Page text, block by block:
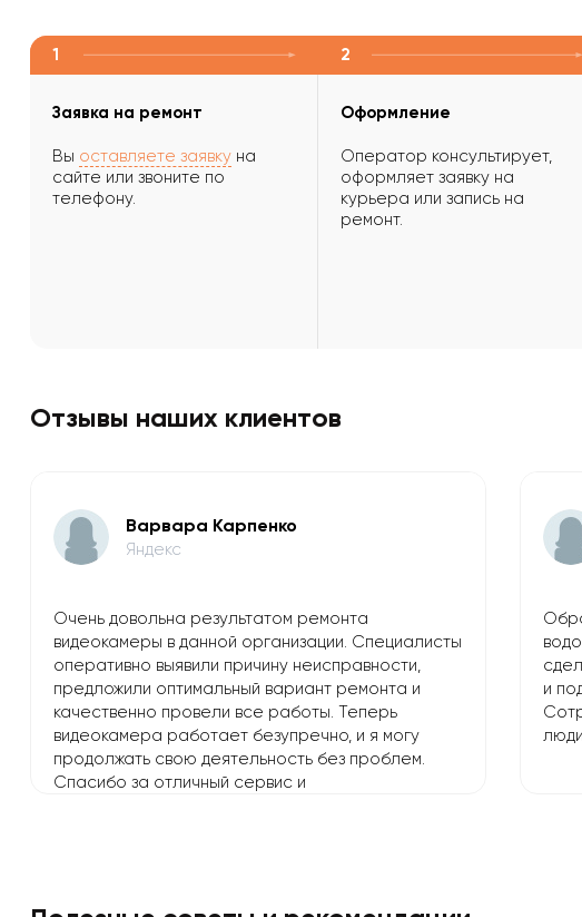
1
Заявка на ремонт
Вы оставляете заявку на
сайте или звоните по
телефону.
2
Оформление
Оператор консультирует,
оформляет заявку на
курьера или запись на
ремонт.
Отзывы наших клиентов
Варвара Карпенко
Яндекс
Очень довольна результатом ремонта
видеокамеры в данной организации. Специалисты
оперативно выявили причину неисправности,
предложили оптимальный вариант ремонта и
качественно провели все работы. Теперь
видеокамера работает безупречно, и я могу
продолжать свою деятельность без проблем.
Спасибо за отличный сервис и
и